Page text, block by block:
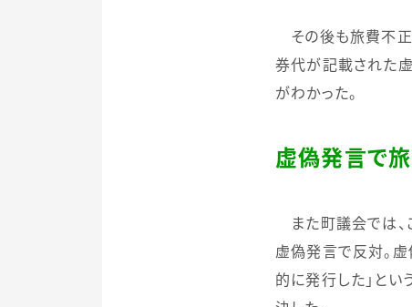
その後も旅費不正
券代が記載された
がわかった。
虚偽発言で
また町議会では、
虚偽発言で反対。
的に発行した」と